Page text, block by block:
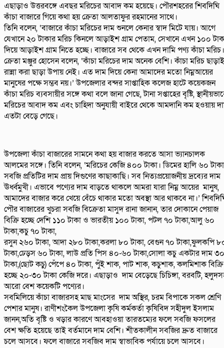
এছাড়াও উত্তরবঙ্গে এবছর মরিচের আবাদ কম হয়েছে। পৌরশহরের শিবদিঘি
কাঁচা বাজারে গিয়ে কথা হয় ক্রেতা আলতাফুর রহমানের সাথে।
তিনি বলেন, ‘বাজারে কাঁচা মরিচের দাম শুনলে কেনার স্বাদ মিটে যায়। আগে
যেখানে ২০ টাকার মরিচ কিনলে আড়াইশ গ্রাম পেতাম, সেখানে এখন ১০০
দিয়ে আড়াইশ গ্রাম নিতে হচ্ছে। বাজারে সব থেকে এখন দামি পণ্য কাঁচা মরিচ।
ক্রেতা মঞ্জুর হোসেন বলেন, ‘কাঁচা মরিচের দাম অনেক বেশি। কাঁচা মরিচ ছাড়াই
রান্না করা ছাড়া উপায় নেই। এত দাম দিয়ে কেনা আমাদের মতো নিম্নআয়ের
মানুষের পক্ষে সম্ভব নয়।’ উপজেলার বন্দর সাপ্তাহিক কলেজ হাটে কয়েকজন
কাঁচা মরিচ ব্যবসায়ীর সঙ্গে কথা বলে জানা গেছে, টানা সপ্তাহের বৃষ্টি,
মরিচের আবাদ কম এবং চাহিদা অনুযায়ী বাইরে থেকে আমদানি কম হওয়ায়
এতটা বেড়ে গেছে।
উপজেলা কাঁচা বাজারের সামনে কথা হয় বাজার করতে আসা ভ্যানচালক
আলমের সঙ্গে। তিনি বলেন, ‘মরিচের কেজি ৪০০ টাকা। ডিমের হালি ৬০
সবজি প্রতিটির দাম প্রায় দিগুণের কাছাকাছি। সব নিত্যপ্রয়োজনীয় দ্রব্যের দাম
ঊর্ধ্বমুখী। এভাবে পণ্যের দাম বাড়তে থাকলে আমরা যারা নিম্ন আয়ের মানুষ,
আমাদের বাজার করে খেয়ে বেঁচে থাকার মতো অবস্থা আর থাকবে না।’
পৌর বাজারের খুচরা সবজি বিক্রেতা মাসুদ রানা জানান, তার দোকানে পেয়াজ
বিক্রি হচ্ছে দেশি ১১০ টাকা ও ভারতীয় ১০০ টাকা, পটল ৭০ টাকা,আলু ৬০
টাকা,কচু ৭০ টাকা,
রসুন ২৬০ টাকা, আদা ২৮০ টাকা,করলা ৮০ টাকা, বেগুন ৭০ টাকা,ফুলকপি
টাকা,ঢেড়স ৬০ টাকা, লাউ প্রতি পিস ৪০-৬০ টাকা,সোলা কচু একটার দাম ৩০
টাকা,(ছোট কচু) পেঁপে ৪০ টাকা, পুঁই শাক, পাট শাক, কচুশাক, কলমিশাক বিক্রি
হচ্ছে ২০-৩০ টাকা কেজি দরে। এছাড়াও দাম বেড়েছে চিচিঙ্গা, বরবটি,
আরো বেশ কয়েকটি পণ্যের।
সবমিলিয়ে কাঁচা বাজারসহ মাছ মাংসের দাম অস্থির, চরম বিপাকে সকল শ্রেণি
পেশার মানুষ। রাণীশংকৈল উপজেলা কৃষি কর্মকর্তা কৃষিবিদ সহীদুল ইসলাম
জানন,অতি বৃষ্টি ও খড়ার কারণে আবহাওয়া তারতম্যের ফলে সবজি ফসলের
বেশ ক্ষতি হয়েছে তাই বর্তমানে দাম বেশি। শীতকালীন সবজির দ্রুত বাজারে
চলে আসবে। ফলে বাজারে সবজিব দাম স্বাভাবিক পর্যায়ে চলে আসবে।